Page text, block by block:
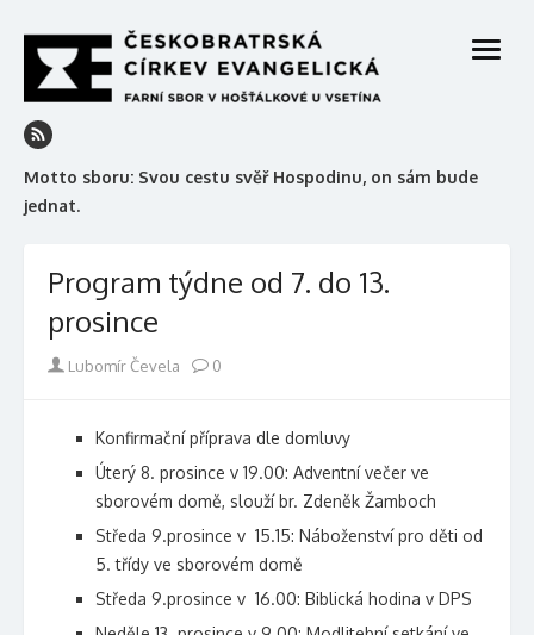
to
content
Motto sboru: Svou cestu svěř Hospodinu, on sám bude
jednat.
open
Program týdne od 7. do 13.
prosince
Author
Lubomír Čevela 0
Konfirmační příprava dle domluvy
Úterý 8. prosince v 19.00: Adventní večer ve
sborovém domě, slouží br. Zdeněk Žamboch
Středa 9.prosince v 15.15: Náboženství pro děti od
5. třídy ve sborovém domě
Středa 9.prosince v 16.00: Biblická hodina v DPS